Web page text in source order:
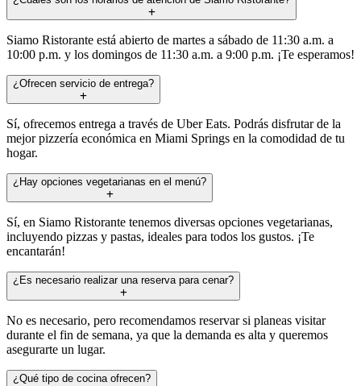
Siamo Ristorante está abierto de martes a sábado de 11:30 a.m. a
10:00 p.m. y los domingos de 11:30 a.m. a 9:00 p.m. ¡Te esperamos!
¿Ofrecen servicio de entrega?
Sí, ofrecemos entrega a través de Uber Eats. Podrás disfrutar de la
mejor pizzería económica en Miami Springs en la comodidad de tu
hogar.
¿Hay opciones vegetarianas en el menú?
Sí, en Siamo Ristorante tenemos diversas opciones vegetarianas,
incluyendo pizzas y pastas, ideales para todos los gustos. ¡Te
encantarán!
¿Es necesario realizar una reserva para cenar?
No es necesario, pero recomendamos reservar si planeas visitar
durante el fin de semana, ya que la demanda es alta y queremos
asegurarte un lugar.
¿Qué tipo de cocina ofrecen?